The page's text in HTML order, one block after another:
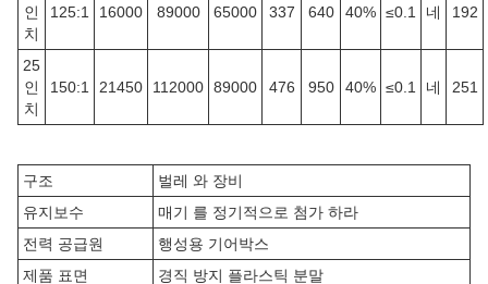
인
치
125:1 16000 89000 65000 337 640 40% ≤0.1 네 192
25
인
치
150:1 21450 112000 89000 476 950 40% ≤0.1 네 251
구조
벌레 와 장비
유지보수
매기 를 정기적으로 첨가 하라
전력 공급원
행성용 기어박스
제품 표면
경직 방지 플라스틱 분말